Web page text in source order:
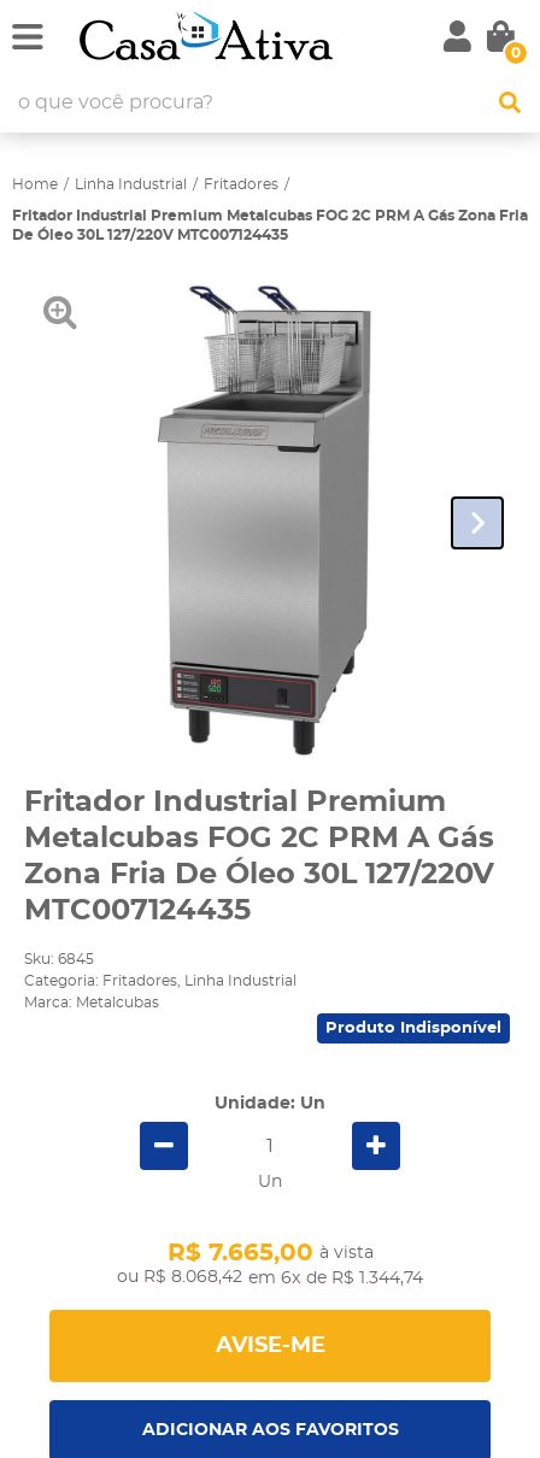
0
Home Linha Industrial Fritadores
Fritador Industrial Premium Metalcubas FOG 2C PRM A Gás Zona Fria
De Óleo 30L 127/220V MTC007124435
Fritador Industrial Premium
Metalcubas FOG 2C PRM A Gás
Zona Fria De Óleo 30L 127/220V
MTC007124435
Sku: 6845
Categoria: Fritadores
Linha Industrial
Marca: Metalcubas
Produto Indisponível
Unidade: Un
Un
R$ 8.068,42
R$ 7.665,00 à vista
em 6x de R$ 1.344,74
AVISE-ME
ADICIONAR AOS FAVORITOS